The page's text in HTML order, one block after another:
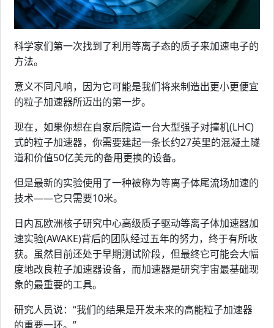
科学家们第一次找到了利用等离子态的质子来加速电子的
方法。
意义不同凡响，因为它可能是我们将来制造出更小更便宜
的粒子加速器所迈出的第一步。
现在，如果你想在自家后院造一台大型强子对撞机(LHC)
式的粒子加速器，你需要建起一条长约27英里的混凝土隧
道和价值50亿美元的备用更换的设备。
但是最新的实验使用了一种被称为等离子体尾流场加速的
技术——它只需要10米。
日内瓦欧洲核子研究中心高级质子驱动等离子体加速器加
速实验(AWAKE)背后的团队经过五年的努力，终于有所收
获。虽然目前还处于早期测试阶段，但最终它可能会大幅
度地改良粒子加速器设备，而加速器是研究宇宙最基础现
象的最重要的工具。
研究人员说：“我们的结果是开发未来的高能粒子加速器
的重要一环。”